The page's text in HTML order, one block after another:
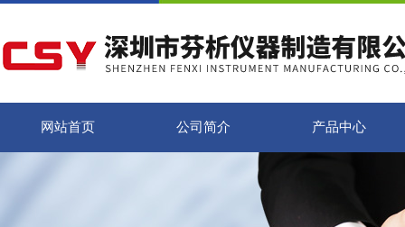
网站首页 公司简介 产品中心